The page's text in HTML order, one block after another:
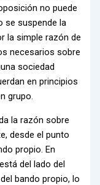
no puede
se suspende la
la simple razón de
necesarios sobre
sociedad
en principios
grupo.
la razón sobre
desde el punto
propio. En
del lado del
bando propio, lo